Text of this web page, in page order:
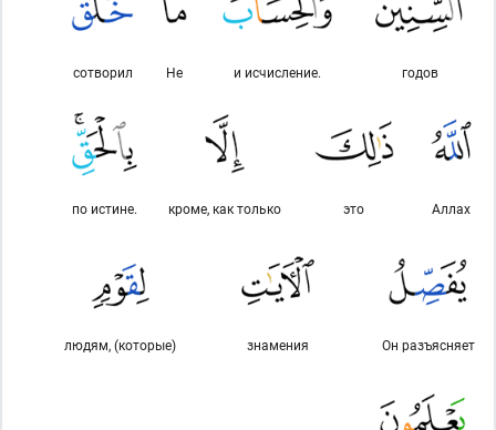
годов
и исчисление.
Не
сотворил
Аллах
это
кроме, как только
по истине.
Он разъясняет
знамения
людям, (которые)